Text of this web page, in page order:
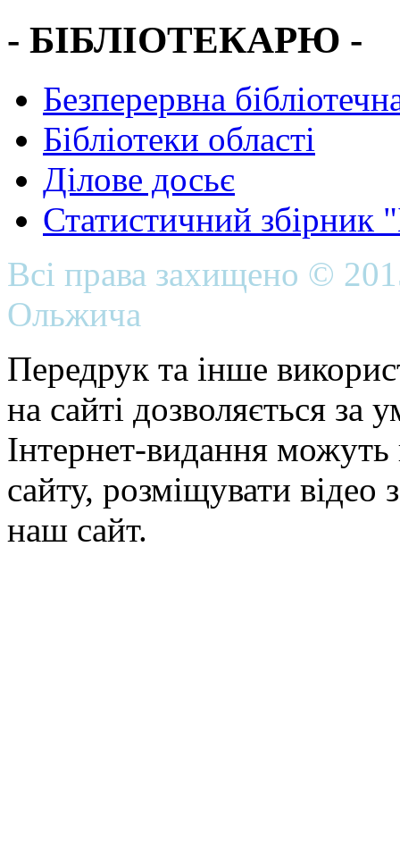
- БІБЛІОТЕКАРЮ -
Безперервна
Бібліотеки області
Ділове досьє
Статистичний
Всі права захищено ©
Ольжича
Передрук та інше
на сайті дозволяється
Інтернет-видання можуть
сайту, розміщувати відео
наш сайт.